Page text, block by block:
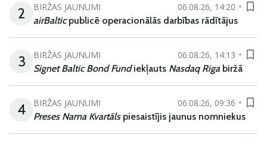
2 BIRŽAS JAUNUMI
06.08.26, 14:20
airBalticpublicē operacionālās darbības rādītājus
3 BIRŽAS JAUNUMI
06.08.26, 14:13
Signet Baltic Bond Fundiekļauts Nasdaq Riga biržā
4 BIRŽAS JAUNUMI
06.08.26, 09:36
Preses Nama Kvartāls piesaistījis jaunus nomniekus